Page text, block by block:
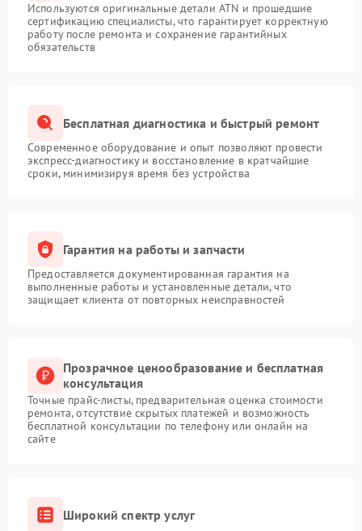
Используются оригинальные детали ATN и прошедшие
сертификацию специалисты, что гарантирует корректную
работу после ремонта и сохранение гарантийных
обязательств
Бесплатная диагностика и быстрый ремонт
Современное оборудование и опыт позволяют провести
экспресс-диагностику и восстановление в кратчайшие
сроки, минимизируя время без устройства
Гарантия на работы и запчасти
Предоставляется документированная гарантия на
выполненные работы и установленные детали, что
защищает клиента от повторных неисправностей
Прозрачное ценообразование и бесплатная
консультация
Точные прайс-листы, предварительная оценка стоимости
ремонта, отсутствие скрытых платежей и возможность
бесплатной консультации по телефону или онлайн на
сайте
Широкий спектр услуг